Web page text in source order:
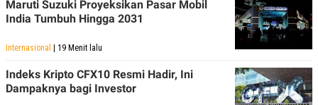
Maruti Suzuki Proyeksikan Pasar Mobil
India Tumbuh Hingga 2031
Internasional | 19 Menit lalu
Indeks Kripto CFX10 Resmi Hadir, Ini
Dampaknya bagi Investor